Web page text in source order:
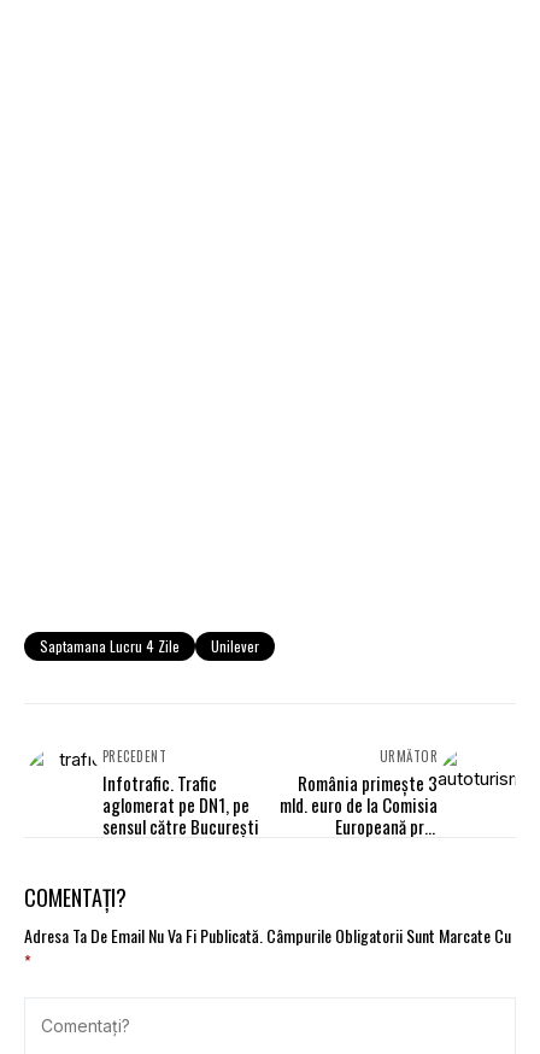
Saptamana Lucru 4 Zile Unilever
PRECEDENT
Infotrafic. Trafic
aglomerat pe DN1, pe
sensul către București
URMĂTOR
România primește 3
mld. euro de la Comisia
Europeană prin
COMENTAȚI?
Adresa Ta De Email Nu Va Fi Publicată.Câmpurile Obligatorii Sunt Marcate Cu
*